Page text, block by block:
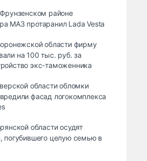
районе
МАЗ протаранил Lada Vesta
области фирму
на 100 тыс. руб. за
экс-таможенника
области обломки
фасад логокомплекса
области осудят
погубившего целую семью в